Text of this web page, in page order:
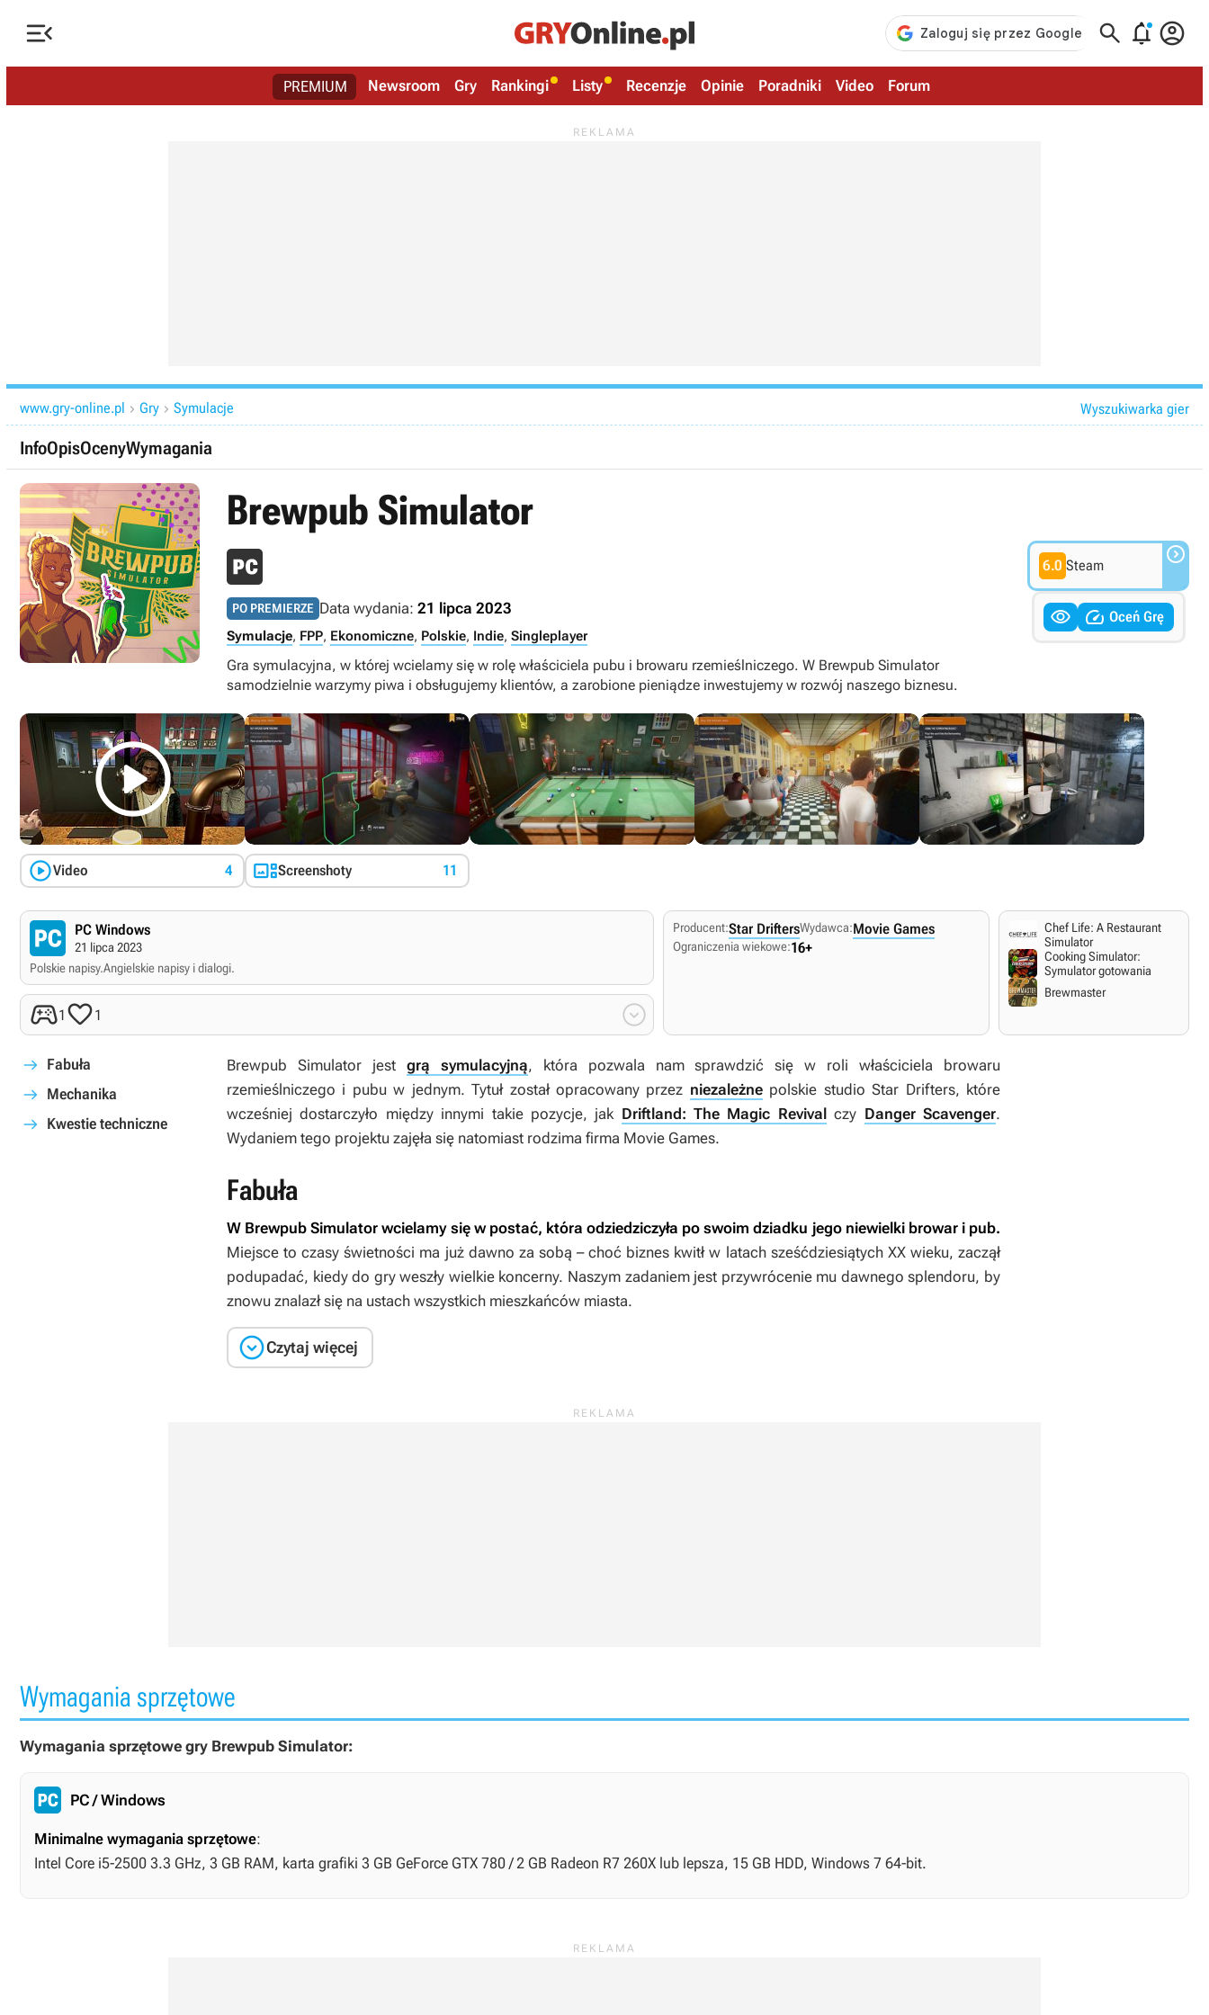
   
PREMIUM Newsroom Gry Rankingi Listy Recenzje Opinie Poradniki Video Forum
www.gry-online.pl  Gry  Symulacje Wyszukiwarka gier
InfoOpisOcenyWymagania
Brewpub Simulator
PO PREMIERZE Data wydania: 21 lipca 2023
Symulacje, FPP, Ekonomiczne, Polskie, Indie, Singleplayer
Gra symulacyjna, w której wcielamy się w rolę właściciela pubu i browaru rzemieślniczego. W Brewpub Simulator
samodzielnie warzymy piwa i obsługujemy klientów, a zarobione pieniądze inwestujemy w rozwój naszego biznesu.
6.0 Steam 
  Oceń Grę

Video 4 Screenshoty 11
PC Windows
21 lipca 2023
Polskie napisy.Angielskie napisy i dialogi.
1 1 
Producent:Star DriftersWydawca:Movie Games
Ograniczenia wiekowe:16+
Chef Life: A Restaurant
Simulator
Cooking Simulator:
Symulator gotowania
Brewmaster
Fabuła
Mechanika
Kwestie techniczne
Brewpub Simulatorjest grą symulacyjną, która pozwala nam sprawdzić się w roli właściciela browaru
rzemieślniczego i pubu w jednym. Tytuł został opracowany przez niezależnepolskie studio Star Drifters, które
wcześniej dostarczyło między innymi takie pozycje, jak Driftland: The Magic Revival czy Danger Scavenger.
Wydaniem tego projektu zajęła się natomiast rodzima firma Movie Games.
Fabuła
W Brewpub Simulator wcielamy się w postać, która odziedziczyła po swoim dziadku jego niewielki browar i pub.
Miejsce to czasy świetności ma już dawno za sobą – choć biznes kwitł w latach sześćdziesiątych XX wieku, zaczął
podupadać, kiedy do gry weszły wielkie koncerny. Naszym zadaniem jest przywrócenie mu dawnego splendoru, by
znowu znalazł się na ustach wszystkich mieszkańców miasta.
Czytaj więcej
Wymagania sprzętowe
Wymagania sprzętowe gry Brewpub Simulator:
PC / Windows
Minimalne wymagania sprzętowe:
Intel Core i5-2500 3.3 GHz, 3 GB RAM, karta grafiki 3 GB GeForce GTX 780 / 2 GB Radeon R7 260X lub lepsza, 15 GB HDD, Windows 7 64-bit.